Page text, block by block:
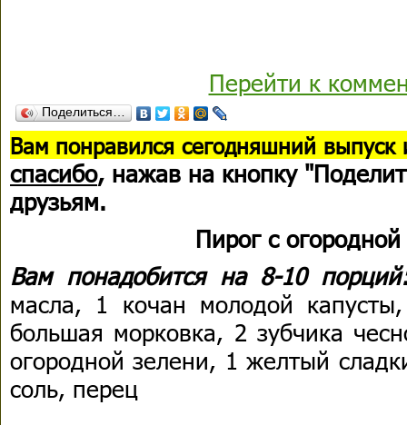
Перейти к
Поделиться…
Вам понравился сегодняшний выпуск
спасибо, нажав на кнопку
друзьям.
Пирог с
Вам понадобится на 8-10
масла, 1 кочан молодой
большая морковка, 2 зубчика
огородной зелени, 1 желтый
соль, перец